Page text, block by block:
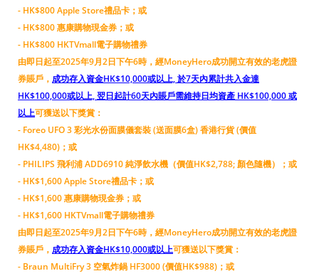
- HK$800 Apple Store禮品卡；或
- HK$800 惠康購物現金券；或
- HK$800 HKTVmall電子購物禮券
由即日起至2025年9月2日下午6時，經MoneyHero成功開立有效的老虎證
券賬戶， 成功存入資金HK$10,000或以上, 於7天內累計共入金達
HK$100,000或以上, 翌日起計60天內賬戶需維持日均資產 HK$100,000 或
以上可獲送以下獎賞：
- Foreo UFO 3 彩光水份面膜儀套裝 (送面膜6盒) 香港行貨 (價值
HK$4,480)；或
- PHILIPS 飛利浦 ADD6910 純淨飲水機（價值HK$2,788; 顏色隨機）；或
- HK$1,600 Apple Store禮品卡；或
- HK$1,600 惠康購物現金券；或
- HK$1,600 HKTVmall電子購物禮券
由即日起至2025年9月2日下午6時，經MoneyHero成功開立有效的老虎證
券賬戶， 成功存入資金HK$10,000或以上可獲送以下獎賞：
- Braun MultiFry 3 空氣炸鍋 HF3000 (價值HK$988)；或